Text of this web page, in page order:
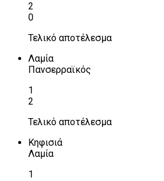
2
0
Τελικό αποτέλεσμα
Λαμία
Πανσερραϊκός
1
2
Τελικό αποτέλεσμα
Κηφισιά
Λαμία
1